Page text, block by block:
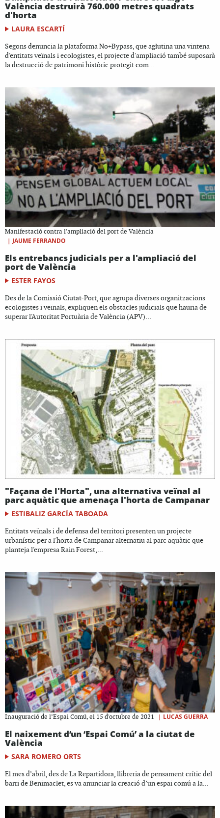
València destruirà 760.000 metres quadrats
d'horta
LAURA ESCARTÍ
Segons denuncia la plataforma No+Bypass, que aglutina una vintena
d'entitats veïnals i ecologistes, el projecte d'ampliació també suposarà
la destrucció de patrimoni històric protegit com...
Manifestació contra l'ampliació del port de València
| JAUME FERRANDO
Els entrebancs judicials per a l'ampliació del
port de València
ESTER FAYOS
Des de la Comissió Ciutat-Port, que agrupa diverses organitzacions
ecologistes i veïnals, expliquen els obstacles judicials que hauria de
superar l'Autoritat Portuària de València (APV)...
"Façana de l'Horta", una alternativa veïnal al
parc aquàtic que amenaça l'horta de Campanar
ESTIBALIZ GARCÍA TABOADA
Entitats veïnals i de defensa del territori presenten un projecte
urbanístic per a l'horta de Campanar alternatiu al parc aquàtic que
planteja l'empresa Rain Forest,...
Inauguració de l’Espai Comú, el 15 d'octubre de 2021 | LUCAS GUERRA
El naixement d’un ‘Espai Comú’ a la ciutat de
València
SARA ROMERO ORTS
El mes d’abril, des de La Repartidora, llibreria de pensament crític del
barri de Benimaclet, es va anunciar la creació d’un espai comú a la...